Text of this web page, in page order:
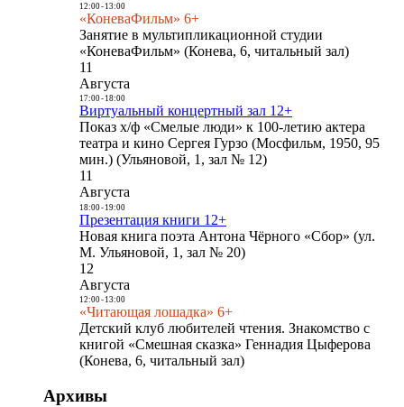
12:00- 13:00
«КоневаФильм» 6+
Занятие в мультипликационной студии
«КоневаФильм» (Конева, 6, читальный зал)
11
Августа
17:00- 18:00
Виртуальный концертный зал 12+
Показ х/ф «Смелые люди» к 100-летию актера
театра и кино Сергея Гурзо (Мосфильм, 1950, 95
мин.) (Ульяновой, 1, зал № 12)
11
Августа
18:00- 19:00
Презентация книги 12+
Новая книга поэта Антона Чёрного «Сбор» (ул.
М. Ульяновой, 1, зал № 20)
12
Августа
12:00- 13:00
«Читающая лошадка» 6+
Детский клуб любителей чтения. Знакомство с
книгой «Смешная сказка» Геннадия Цыферова
(Конева, 6, читальный зал)
Архивы